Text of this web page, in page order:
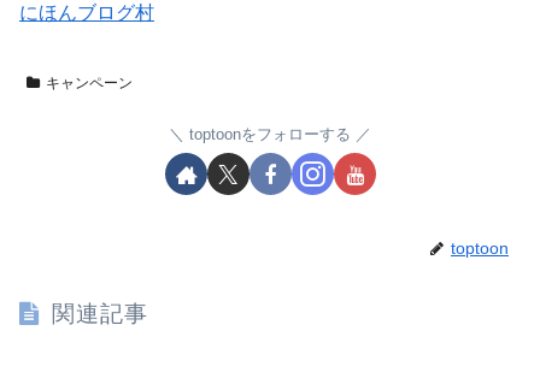
にほんブログ村
キャンペーン
toptoonをフォローする
toptoon
関連記事